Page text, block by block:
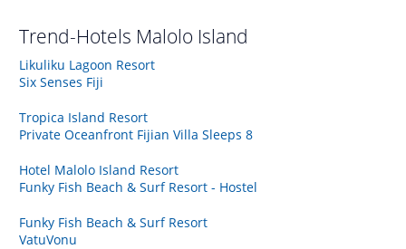
Trend-Hotels Malolo Island
Likuliku Lagoon Resort
Six Senses Fiji
Tropica Island Resort
Private Oceanfront Fijian Villa Sleeps 8
Hotel Malolo Island Resort
Funky Fish Beach & Surf Resort - Hostel
Funky Fish Beach & Surf Resort
VatuVonu